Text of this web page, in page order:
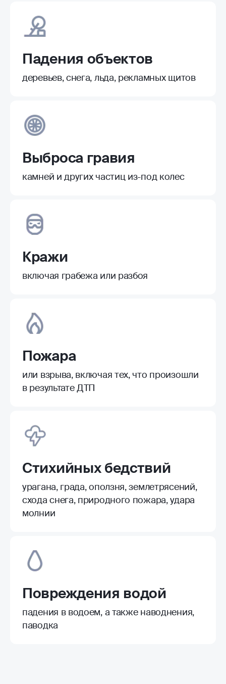
Падения объектов
деревьев, снега, льда, рекламных щитов
Выброса гравия
камней и других частиц из-под колес
Кражи
включая грабежа или разбоя
Пожара
или взрыва, включая тех, что произошли
в результате ДТП
Стихийных бедствий
урагана, града, оползня, землетрясений,
схода снега, природного пожара, удара
молнии
Повреждения водой
падения в водоем, а также наводнения,
паводка